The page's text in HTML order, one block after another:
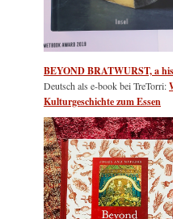
BEYOND BRATWURST, a
Deutsch als e-book bei TreTorri:
Kulturgeschichte zum Essen